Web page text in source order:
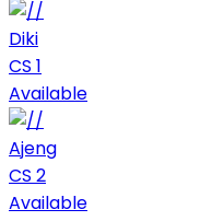
Diki
CS 1
Available
Ajeng
CS 2
Available